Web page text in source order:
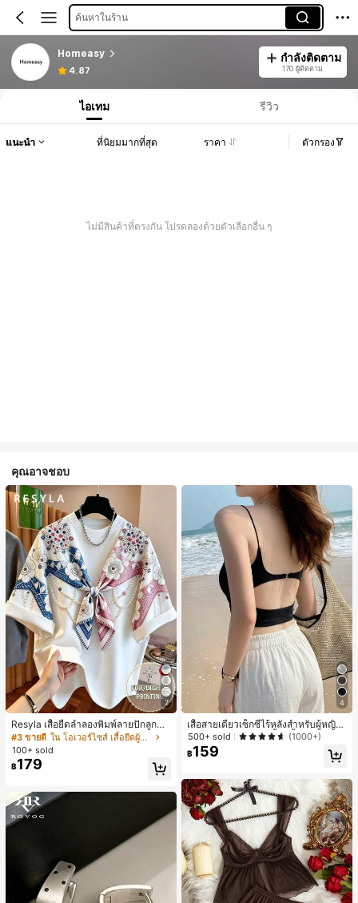
ค้นหาในร้าน
Homeasy
4.87
กำลังติดตาม
170 ผู้ติดตาม
ไอเทม รีวิว
แนะนำ ที่นิยมมากที่สุด ราคา ตัวกรอง
ไม่มีสินค้าที่ตรงกัน โปรดลองด้วยตัวเลือกอื่น ๆ
คุณอาจชอบ
7
Resyla เสื้อยืดลำลองพิมพ์ลายปักลูกปัด
รูปโบว์ขนาดใหญ่สำหรับผู้หญิง
#3 ขายดี
ใน โอเวอร์ไซส์ เสื้อยืดผู้หญิง
100+ sold
฿179
4
เสื้อสายเดี่ยวเซ็กซี่ไร้หลังสำหรับผู้หญิง
พร้อมบราแบบมีฟองน้ำ, เสื้อกล้ามแขน
กุด, เสื้อลำลองสีดำสำหรับฤดูร้อน
500+ sold (1000+)
฿159